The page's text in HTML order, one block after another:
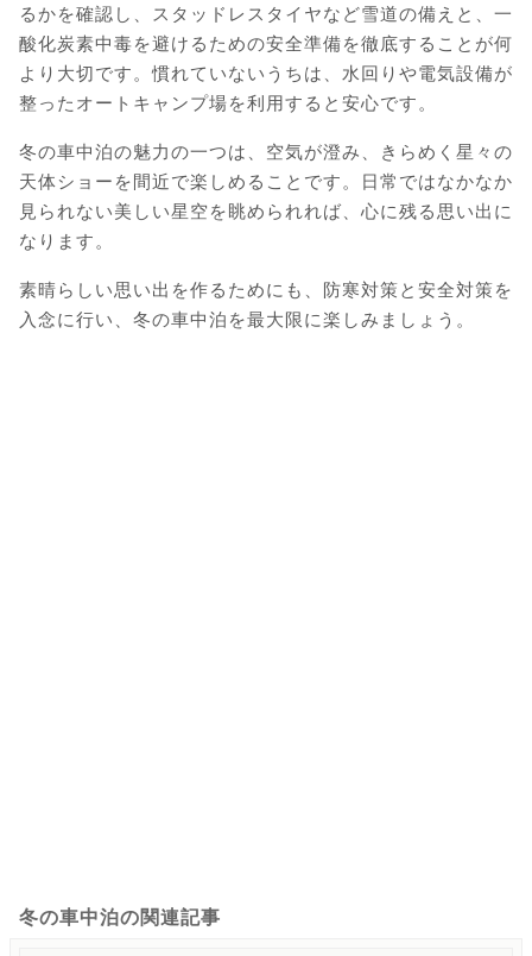
るかを確認し、スタッドレスタイヤなど雪道の備えと、一
酸化炭素中毒を避けるための安全準備を徹底することが何
より大切です。慣れていないうちは、水回りや電気設備が
整ったオートキャンプ場を利用すると安心です。
冬の車中泊の魅力の一つは、空気が澄み、きらめく星々の
天体ショーを間近で楽しめることです。日常ではなかなか
見られない美しい星空を眺められれば、心に残る思い出に
なります。
素晴らしい思い出を作るためにも、防寒対策と安全対策を
入念に行い、冬の車中泊を最大限に楽しみましょう。
冬の車中泊の関連記事